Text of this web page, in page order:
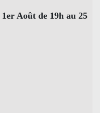
Août de 19h au 25